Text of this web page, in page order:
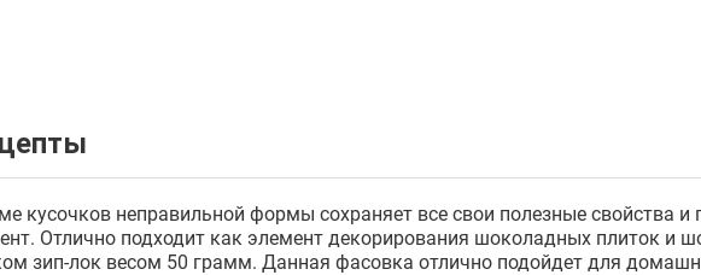
кусочков неправильной формы сохраняет все свои полезные свойства и
Отлично подходит как элемент декорирования шоколадных плиток и
зип-лок весом 50 грамм. Данная фасовка отлично подойдет для